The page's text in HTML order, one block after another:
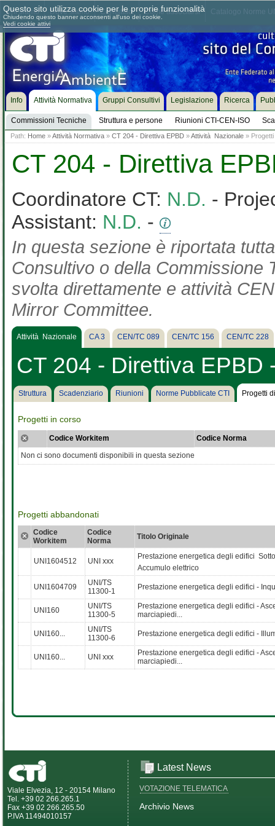
Chi siamo Dove siamo Contattaci Come associarsi
Info Attività Normativa
Commissioni Tecniche Struttura e persone Riunioni CTI-CEN-ISO
Gruppi Consultivi Legislazione Ricerca
Path: Home »Attività Normativa » CT 204 - Direttiva EPBD »Attività Nazionale »
CT 204 - Direttiva
Coordinatore CT: N.D. -
Assistant: N.D. -
In questa sezione è riportata
Consultivo o della Commissione
svolta direttamente e attività
Mirror Committee.
Attività Nazionale CA 3 CEN/TC 089 CEN/TC 156 CEN/TC 228
CT 204 - Direttiva EPBD
Struttura Scadenziario Riunioni Norme Pubblicate CTI Progetti
Progetti in corso
Codice Workitem
Codice Norma
Non ci sono documenti disponibili in questa sezione
Progetti abbandonati
Codice
Workitem
Codice
Norma
Titolo Originale
UNI1604512 UNI xxx
Prestazione energetica degli edifici 
Accumulo elettrico
UNI1604709
UNI/TS
11300-1
Prestazione energetica degli edifici -
UNI160
UNI/TS
11300-5
Prestazione energetica degli edifici -
marciapiedi...
UNI160...
UNI/TS
11300-6
Prestazione energetica degli edifici -
UNI160... UNI xxx
Prestazione energetica degli edifici -
marciapiedi...
Viale Elvezia, 12 - 20154 Milano
Tel. +39 02 266.265.1
Fax +39 02 266.265.50
P.IVA 11494010157
Latest News
VOTAZIONE TELEMATICA
Archivio News
Questo sito utilizza cookie per le proprie funzionalità
Chiudendo questo banner acconsenti all'uso dei cookie.
Vedi cookie attivi